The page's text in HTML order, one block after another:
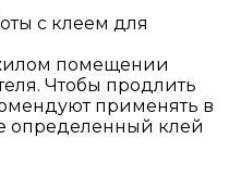
с клеем для
помещении
Чтобы продлить
применять в
определенный клей